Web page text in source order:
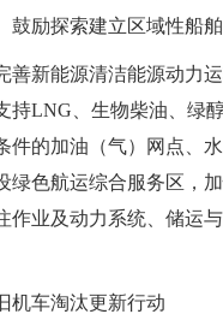
鼓励探索建立区域性船
善新能源清洁能源动力
持LNG、生物柴油、绿
件的加油（气）网点、
绿色航运综合服务区，
作业及动力系统、储运
机车淘汰更新行动